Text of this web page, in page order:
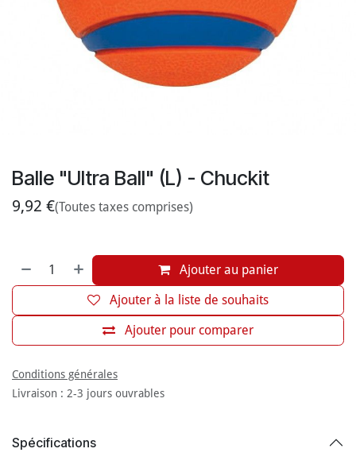
Balle "Ultra Ball" (L) - Chuckit
9,92 €(Toutes taxes comprises)
Ajouter au panier
Ajouter pour comparer
Ajouter à la liste de souhaits
Conditions générales
Livraison : 2-3 jours ouvrables
Spécifications